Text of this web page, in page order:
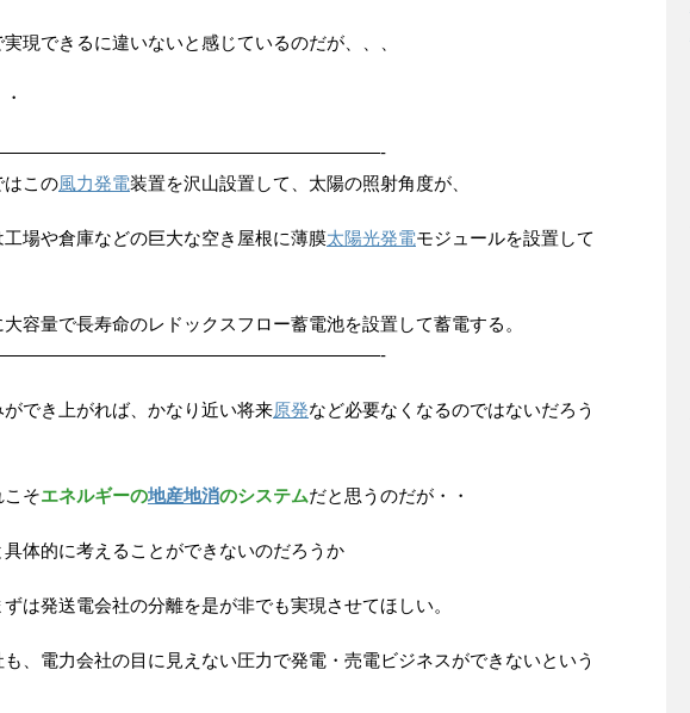
現できるに違いないと感じているのだが、、、
はこの風力発電装置を沢山設置して、太陽の照射角度が、
場や倉庫などの巨大な空き屋根に薄膜太陽光発電モジュールを設置して
大容量で長寿命のレドックスフロー蓄電池を設置して蓄電する。
でき上がれば、かなり近い将来原発など必要なくなるのではないだろう
こそエネルギーの地産地消のシステムだと思うのだが・・
体的に考えることができないのだろうか
は発送電会社の分離を是が非でも実現させてほしい。
、電力会社の目に見えない圧力で発電・売電ビジネスができないという